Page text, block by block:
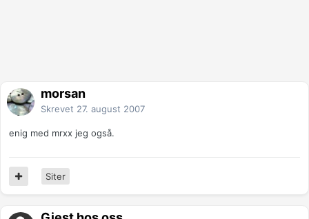
morsan
Skrevet 27. august 2007
enig med mrxx jeg også.
Siter